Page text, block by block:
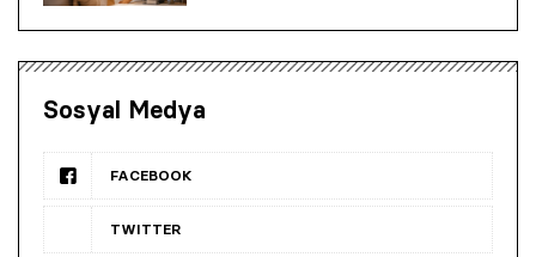
Sosyal Medya
FACEBOOK
TWITTER